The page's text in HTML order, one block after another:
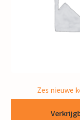
Zes nieuwe